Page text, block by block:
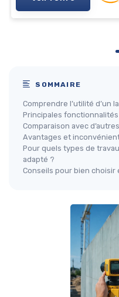
SOMMAIRE
Comprendre l’utilité d’un
Principales
Comparaison avec
Avantages et
Pour quels types de
adapté ?
Conseils pour bien